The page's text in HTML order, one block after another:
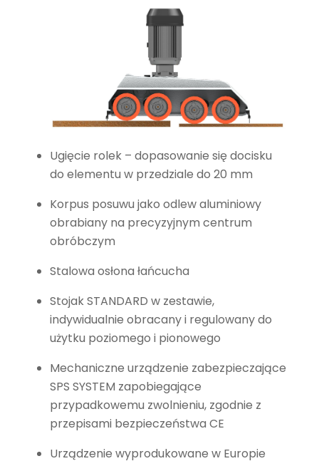
Ugięcie rolek – dopasowanie się docisku
do elementu w przedziale do 20 mm
Korpus posuwu jako odlew aluminiowy
obrabiany na precyzyjnym centrum
obróbczym
Stalowa osłona łańcucha
Stojak STANDARD w zestawie,
indywidualnie obracany i regulowany do
użytku poziomego i pionowego
Mechaniczne urządzenie zabezpieczające
SPS SYSTEM zapobiegające
przypadkowemu zwolnieniu, zgodnie z
przepisami bezpieczeństwa CE
Urządzenie wyprodukowane w Europie